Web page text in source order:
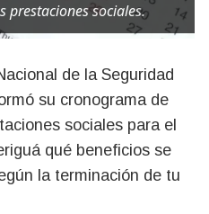
prestaciones sociales.
su cronograma de
sociales para el
qué beneficios se
la terminación de tu